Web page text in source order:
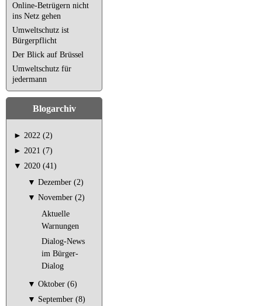
Online-Betrügern nicht
ins Netz gehen
Umweltschutz ist
Bürgerpflicht
Der Blick auf Brüssel
Umweltschutz für
jedermann
Blogarchiv
► 2022 (2)
► 2021 (7)
▼ 2020 (41)
▼ Dezember (2)
▼ November (2)
Aktuelle
Warnungen
Dialog-News
im Bürger-
Dialog
▼ Oktober (6)
▼ September (8)